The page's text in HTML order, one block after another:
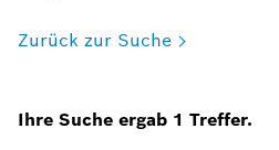
Zurück zur Suche
Ihre Suche ergab 1 Treffer.